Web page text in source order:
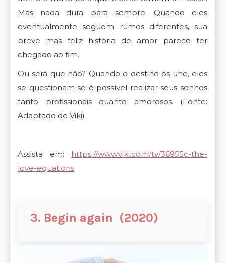
Mas nada dura para sempre. Quando eles
eventualmente seguem rumos diferentes, sua
breve mas feliz história de amor parece ter
chegado ao fim.
Ou será que não? Quando o destino os une, eles
se questionam se é possível realizar seus sonhos
tanto profissionais quanto amorosos. (Fonte:
Adaptado de Viki)
Assista em:
https://www.viki.com/tv/36955c-the-
love-equations
3. Begin again (2020)